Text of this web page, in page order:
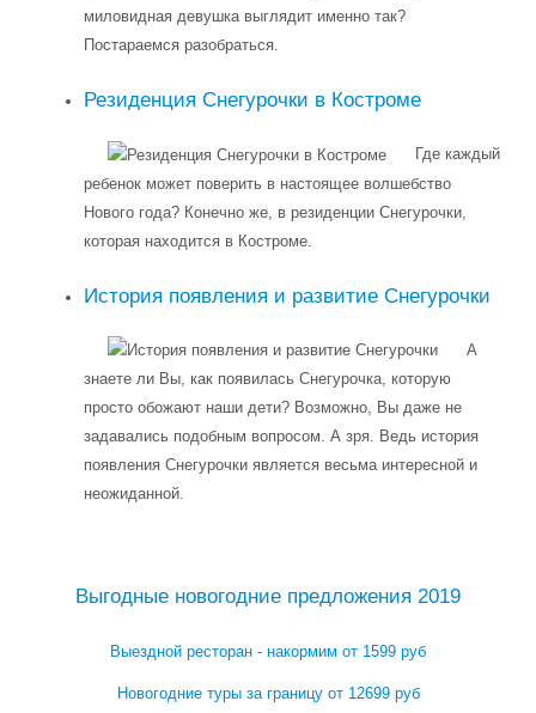
миловидная девушка выглядит именно так?
Постараемся разобраться.
Резиденция Снегурочки в Костроме
Где каждый
ребенок может поверить в настоящее волшебство
Нового года? Конечно же, в резиденции Снегурочки,
которая находится в Костроме.
История появления и развитие Снегурочки
А
знаете ли Вы, как появилась Снегурочка, которую
просто обожают наши дети? Возможно, Вы даже не
задавались подобным вопросом. А зря. Ведь история
появления Снегурочки является весьма интересной и
неожиданной.
Выгодные новогодние предложения 2019
Выездной ресторан - накормим от 1599 руб
Новогодние туры за границу от 12699 руб